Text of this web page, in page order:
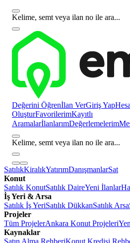
Kelime, semt veya ilan no ile ara...
Değerini Öğrenİlan VerGiriş Yap
OluşturFavorilerimKayıtlı
AramalarİlanlarımDeğerlemelerim
Kelime, semt veya ilan no ile ara...
SatılıkKiralıkYatırımDanışmanlarSat
Konut
Satılık KonutSatılık DaireYeni İlanlar
İş Yeri & Arsa
Satılık İş YeriSatılık DükkanSatılık Arsa
Projeler
Tüm ProjelerAnkara Konut Projeleri
Kaynaklar
Satın Alma RehberiKonut Kredisi